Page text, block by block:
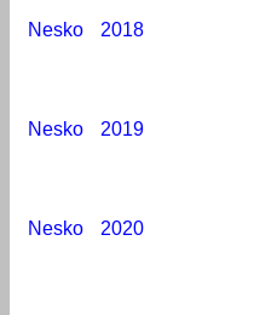
Nesko
2018
Nesko
2019
Nesko
2020